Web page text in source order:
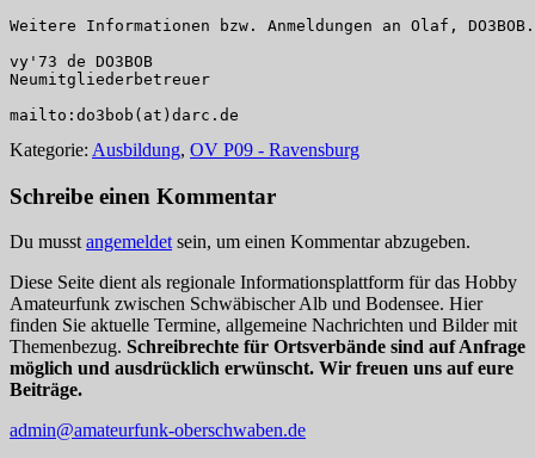
Weitere Informationen bzw. Anmeldungen an Olaf, DO3BOB.
vy'73 de DO3BOB
Neumitgliederbetreuer
mailto:do3bob(at)darc.de
Kategorie: Ausbildung, OV P09 - Ravensburg
Schreibe einen Kommentar
Du musst angemeldet sein, um einen Kommentar abzugeben.
Diese Seite dient als regionale Informationsplattform für das Hobby
Amateurfunk zwischen Schwäbischer Alb und Bodensee. Hier
finden Sie aktuelle Termine, allgemeine Nachrichten und Bilder mit
Themenbezug. Schreibrechte für Ortsverbände sind auf Anfrage
möglich und ausdrücklich erwünscht. Wir freuen uns auf eure
Beiträge.
admin@amateurfunk-oberschwaben.de